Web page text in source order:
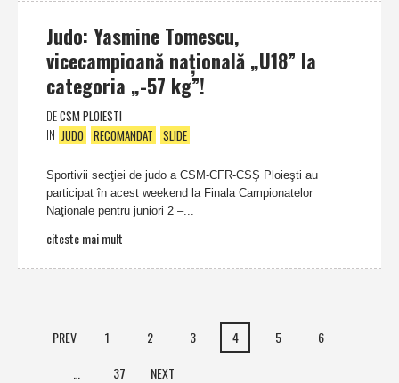
Judo: Yasmine Tomescu,
vicecampioană naţională „U18” la
categoria „-57 kg”!
DECSM PLOIESTI
IN JUDO RECOMANDAT SLIDE
Sportivii secţiei de judo a CSM-CFR-CSŞ Ploieşti au
participat în acest weekend la Finala Campionatelor
Naţionale pentru juniori 2 –...
citeste mai mult
PREV 1 2 3 4 5
6
37 NEXT